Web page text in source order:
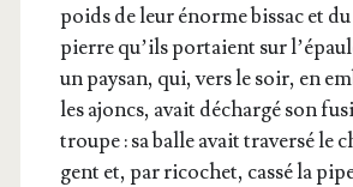
poids de leur énorme bis­sac et
pierre qu’ils por­taient sur
un pay­san, qui, vers le soir, en
les ajoncs, avait déchar­gé son
troupe : sa balle avait tra­ver­sé le
gent et, par rico­chet, cas­sé la